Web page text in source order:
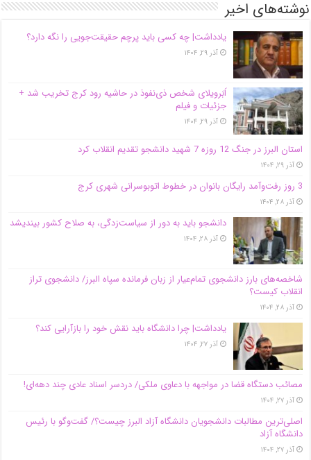
نوشته‌های اخیر
یادداشت| ‌چه کسی باید پرچم حقیقت‌جویی را نگه دارد؟
آذر ۲۹, ۱۴۰۴
اَبَر‌ویلای شخص ذی‌نفوذ در حاشیه‌ رود کرج تخریب شد +
جزئیات و فیلم
آذر ۲۹, ۱۴۰۴
استان البرز در جنگ 12 روزه 7 شهید دانشجو تقدیم انقلاب کرد
آذر ۲۹, ۱۴۰۴
3 روز رفت‌وآمد رایگان بانوان در خطوط اتوبوسرانی شهری کرج
آذر ۲۸, ۱۴۰۴
دانشجو باید به دور از سیاست‌زدگی، به صلاح کشور بیندیشد
آذر ۲۸, ۱۴۰۴
شاخصه‌های بارز دانشجوی تمام‌عیار از زبان فرمانده سپاه البرز/ دانشجوی تراز
انقلاب کیست؟
آذر ۲۸, ۱۴۰۴
یادداشت| چرا دانشگاه باید نقش خود را بازآرایی کند؟
آذر ۲۷, ۱۴۰۴
مصائب دستگاه قضا در مواجهه با دعاوی ملکی/ دردسر اسناد عادی چند‌ دهه‌ای!
آذر ۲۷, ۱۴۰۴
اصلی‌ترین مطالبات دانشجویان دانشگاه آزاد البرز چیست؟/ گفت‌وگو با رئیس
دانشگاه آز‌اد
آذر ۲۷, ۱۴۰۴